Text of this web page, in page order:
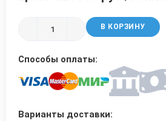
В КОРЗИНУ
Способы оплаты:
Варианты доставки:
Трубы в ВУС изоляции